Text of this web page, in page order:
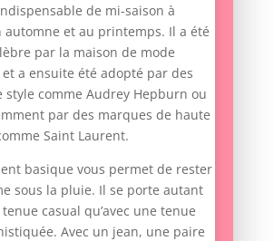
de mi-saison à
automne et au printemps. Il a été
par la maison de mode
a ensuite été adopté par des
style comme Audrey Hepburn ou
par des marques de haute
Saint Laurent.
basique vous permet de rester
sous la pluie. Il se porte autant
casual qu’avec une tenue
Avec un jean, une paire